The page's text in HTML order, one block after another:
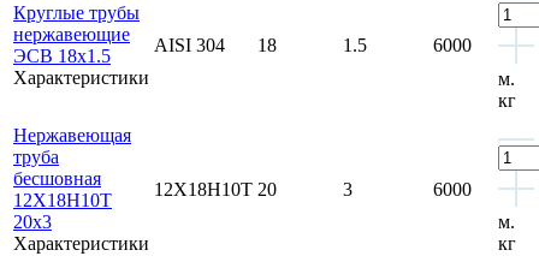
Круглые трубы
нержавеющие
ЭСВ 18x1.5
Характеристики
AISI 304 18 1.5
6000
м.
кг
Нержавеющая
труба
бесшовная
12Х18Н10Т
20x3
Характеристики
12Х18Н10Т 20 3
6000
м.
кг